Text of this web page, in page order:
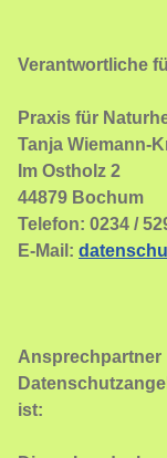
Verantwortliche
Praxis für
Tanja Wiemann-
Im Ostholz 2
44879 Bochum
Telefon: 0234 /
E-Mail:
ist: